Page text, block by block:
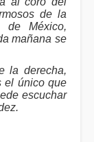
de la
de México,
mañana se
la derecha,
el único que
escuchar